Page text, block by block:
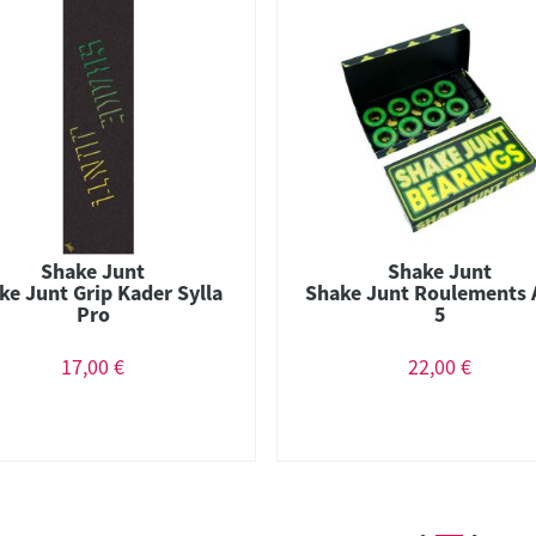
Shake Junt
Junt Grip Kader Sylla
Pro
17,00 €
Shake Junt
Shake Junt Roulements
5
22,00 €